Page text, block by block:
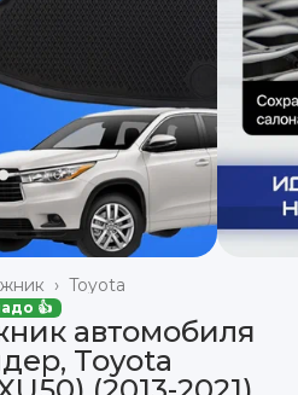
Toyota
›
👍
автомобиля
Toyota